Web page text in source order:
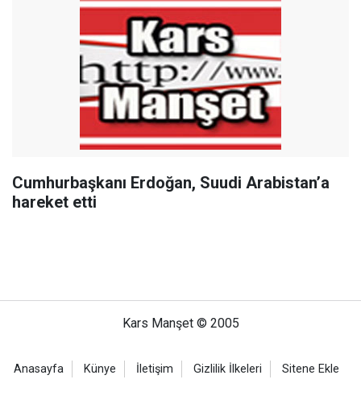
Cumhurbaşkanı Erdoğan, Suudi Arabistan’a
hareket etti
Kars Manşet © 2005
Anasayfa Künye İletişim Gizlilik İlkeleri Sitene Ekle